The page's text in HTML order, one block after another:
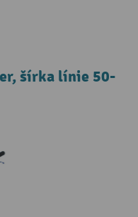
šírka línie 50-